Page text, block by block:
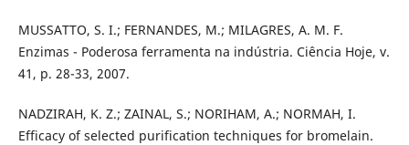
MUSSATTO, S. I.; FERNANDES, M.; MILAGRES, A. M. F.
Enzimas - Poderosa ferramenta na indústria. Ciência Hoje, v.
41, p. 28-33, 2007.
NADZIRAH, K. Z.; ZAINAL, S.; NORIHAM, A.; NORMAH, I.
Efficacy of selected purification techniques for bromelain.